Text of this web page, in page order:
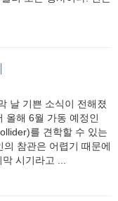
날 기쁜 소식이 전해졌
올해 6월 가동 예정인
를 견학할 수 있는
참관은 어렵기 때문에
시기라고 ...